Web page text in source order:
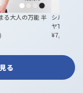
る大人の万能 半
シルクの
ヤTシャツ
¥7,700
る